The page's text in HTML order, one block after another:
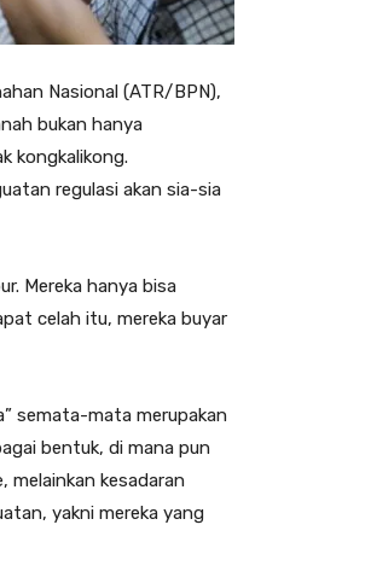
Nasional (ATR/BPN),
bukan hanya
kongkalikong.
regulasi akan sia-sia
Mereka hanya bisa
celah itu, mereka buyar
semata-mata merupakan
bentuk, di mana pun
melainkan kesadaran
yakni mereka yang